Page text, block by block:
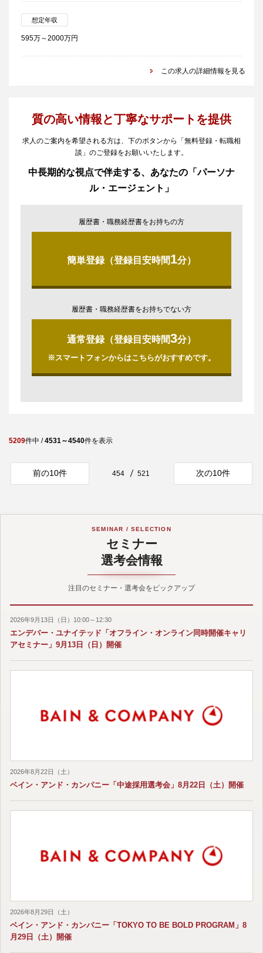
想定年収
595万～2000万円
この求人の詳細情報を見る
質の高い情報と丁寧なサポートを提供
求人のご案内を希望される方は、下のボタンから「無料登録・転職相
談」のご登録をお願いいたします。
中長期的な視点で伴走する、あなたの「パーソナ
ル・エージェント」
履歴書・職務経歴書をお持ちの方
簡単登録（登録目安時間1分）
履歴書・職務経歴書をお持ちでない方
通常登録（登録目安時間3分）
※スマートフォンからはこちらがおすすめです。
5209件中 /4531～4540件を表示
前の10件 454 521 次の10件
SEMINAR / SELECTION
セミナー
選考会情報
注目のセミナー・選考会をピックアップ
2026年9月13日（日）10:00～12:30
エンデバー・ユナイテッド「オフライン・オンライン同時開催キャリ
アセミナー」9月13日（日）開催
2026年8月22日（土）
ベイン・アンド・カンパニー「中途採用選考会」8月22日（土）開催
2026年8月29日（土）
ベイン・アンド・カンパニー「TOKYO TO BE BOLD PROGRAM」8
月29日（土）開催